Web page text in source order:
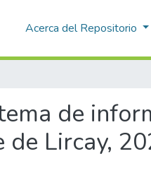
Acerca del Repositorio
de
de Lircay,